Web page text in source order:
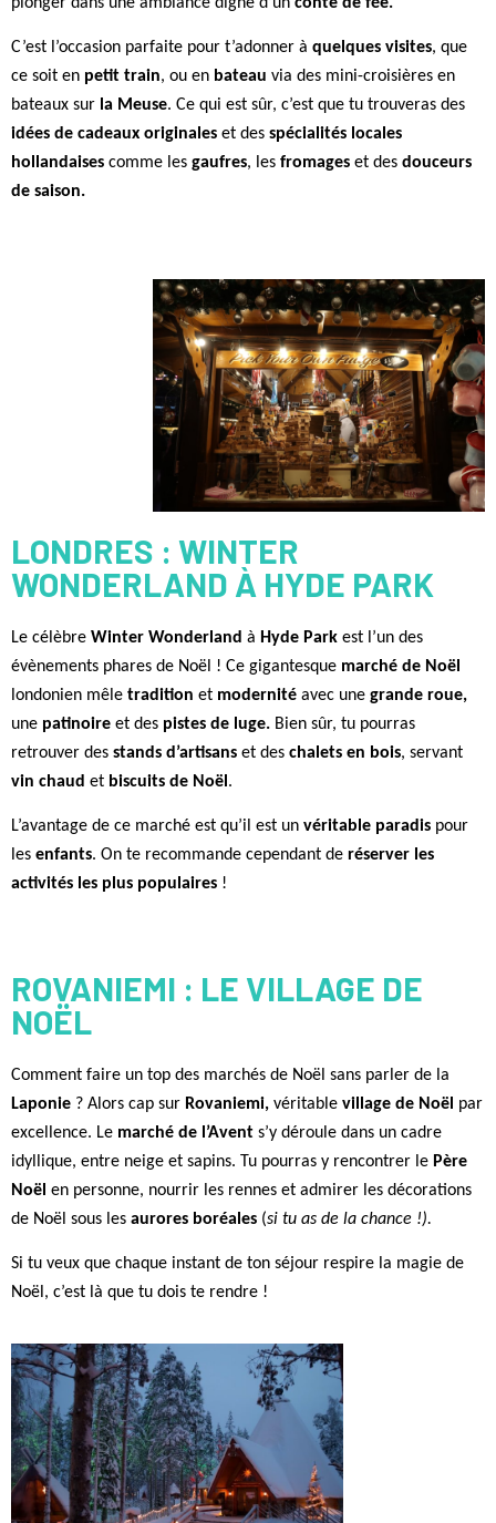
C’est l’occasion parfaite pour t’adonner à quelques visites, que
ce soit en petit train, ou en bateau via des mini-croisières en
bateaux sur la Meuse. Ce qui est sûr, c’est que tu trouveras des
idées de cadeaux originales et des spécialités locales
hollandaises comme les gaufres, les fromages et des douceurs
de saison.
LONDRES : WINTER
WONDERLAND À HYDE PARK
Le célèbre Winter Wonderland à Hyde Park est l’un des
évènements phares de Noël ! Ce gigantesque marché de Noël
londonien mêle tradition et modernité avec une grande roue,
une patinoire et des pistes de luge. Bien sûr, tu pourras
retrouver des stands d’artisans et des chalets en bois, servant
vin chaud et biscuits de Noël .
L’avantage de ce marché est qu’il est un véritable paradis pour
les enfants. On te recommande cependant de réserver les
activités les plus populaires !
ROVANIEMI : LE VILLAGE DE
NOËL
Comment faire un top des marchés de Noël sans parler de la
Laponie ? Alors cap sur Rovaniemi, véritable village de Noël par
excellence. Le marché de l’Avent s’y déroule dans un cadre
idyllique, entre neige et sapins. Tu pourras y rencontrer le Père
Noël en personne, nourrir les rennes et admirer les décorations
de Noël sous les aurores boréales (si tu as de la chance !).
Si tu veux que chaque instant de ton séjour respire la magie de
Noël, c’est là que tu dois te rendre !